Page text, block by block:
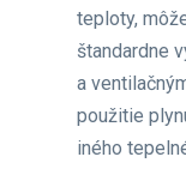
teploty,
štandardne
a
použitie
iného